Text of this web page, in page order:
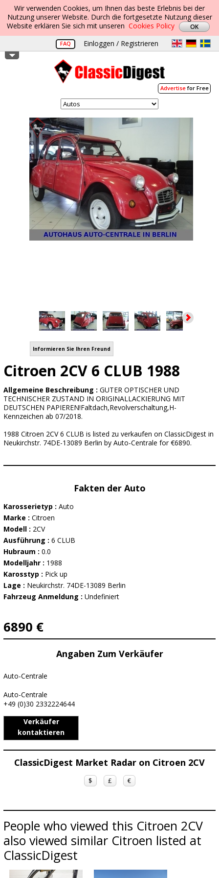
Wir verwenden Cookies, um Ihnen das beste Erlebnis bei der
Nutzung unserer Website. Durch die fortgesetzte Nutzung dieser
Website erklären Sie sich mit unseren Cookies Policy
FAQ Einloggen / Registrieren
Advertisefor Free
Informieren Sie Ihren Freund
Citroen 2CV 6 CLUB 1988
Allgemeine Beschreibung : GUTER OPTISCHER UND
TECHNISCHER ZUSTAND IN ORIGINALLACKIERUNG MIT
DEUTSCHEN PAPIEREN!Faltdach,Revolverschaltung,H-
Kennzeichen ab 07/2018.
1988 Citroen 2CV 6 CLUB is listed zu verkaufen on ClassicDigest in
Neukirchstr. 74DE-13089 Berlin by Auto-Centrale for €6890.
Fakten der Auto
Karosserietyp : Auto
Marke : Citroen
Modell : 2CV
Ausführung : 6 CLUB
Hubraum : 0.0
Modelljahr : 1988
Karosstyp : Pick up
Lage : Neukirchstr. 74DE-13089 Berlin
Fahrzeug Anmeldung : Undefiniert
6890 €
Angaben Zum Verkäufer
Auto-Centrale
Auto-Centrale
+49 (0)30 2332224644
Verkäufer
kontaktieren
ClassicDigest Market Radar on Citroen 2CV
$ £ €
People who viewed this Citroen 2CV
also viewed similar Citroen listed at
ClassicDigest